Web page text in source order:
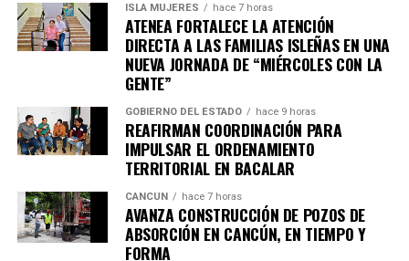
ISLA MUJERES hace 7 horas
ATENEA FORTALECE LA ATENCIÓN
DIRECTA A LAS FAMILIAS ISLEÑAS EN UNA
NUEVA JORNADA DE “MIÉRCOLES CON LA
GENTE”
GOBIERNO DEL ESTADO hace 9 horas
REAFIRMAN COORDINACIÓN PARA
IMPULSAR EL ORDENAMIENTO
TERRITORIAL EN BACALAR
CANCÚN hace 7 horas
AVANZA CONSTRUCCIÓN DE POZOS DE
ABSORCIÓN EN CANCÚN, EN TIEMPO Y
FORMA